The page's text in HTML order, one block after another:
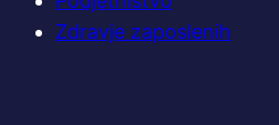
Zdravje zaposlenih